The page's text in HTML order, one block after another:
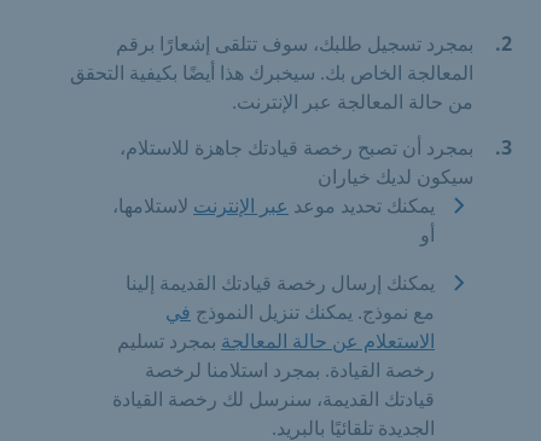
بمجرد تسجيل طلبك، سوف تتلقى إشعارًا برقم
المعالجة الخاص بك. سيخبرك هذا أيضًا بكيفية التحقق
من حالة المعالجة عبر الإنترنت.
بمجرد أن تصبح رخصة قيادتك جاهزة للاستلام،
سيكون لديك خياران
يمكنك تحديد موعد عبر الإنترنت لاستلامها،
أو
يمكنك إرسال رخصة قيادتك القديمة إلينا
مع نموذج. يمكنك تنزيل النموذج في
الاستعلام عن حالة المعالجة بمجرد تسليم
رخصة القيادة. بمجرد استلامنا لرخصة
قيادتك القديمة، سنرسل لك رخصة القيادة
الجديدة تلقائيًا بالبريد.